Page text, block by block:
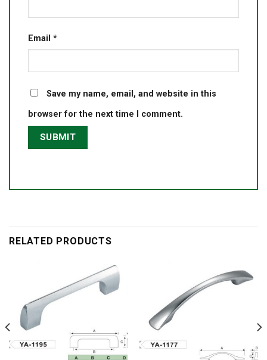
Email *
Save my name, email, and website in this
browser for the next time I comment.
RELATED PRODUCTS